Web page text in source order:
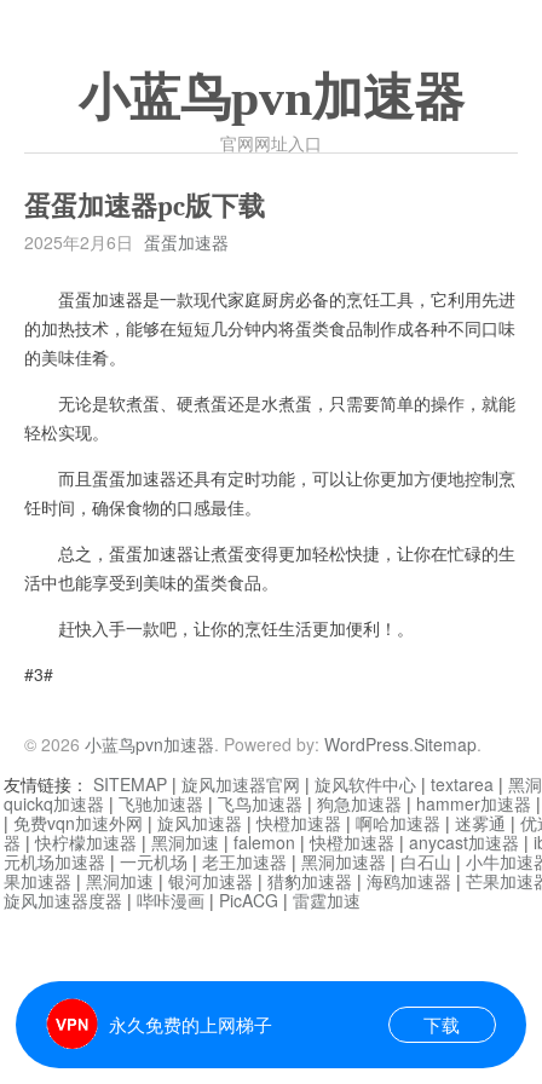
小蓝鸟pvn加速器
官网网址入口
蛋蛋加速器pc版下载
2025年2月6日 蛋蛋加速器
蛋蛋加速器是一款现代家庭厨房必备的烹饪工具，它利用先进
的加热技术，能够在短短几分钟内将蛋类食品制作成各种不同口味
的美味佳肴。
无论是软煮蛋、硬煮蛋还是水煮蛋，只需要简单的操作，就能
轻松实现。
而且蛋蛋加速器还具有定时功能，可以让你更加方便地控制烹
饪时间，确保食物的口感最佳。
总之，蛋蛋加速器让煮蛋变得更加轻松快捷，让你在忙碌的生
活中也能享受到美味的蛋类食品。
赶快入手一款吧，让你的烹饪生活更加便利！。
#3#
© 2026 小蓝鸟pvn加速器. Powered by: WordPress.Sitemap.
永久免费的上网梯子 下载
友情链接： SITEMAP | 旋风加速器官网 | 旋风软件中心 | textarea | 黑
quickq加速器 | 飞驰加速器 | 飞鸟加速器 | 狗急加速器 | hammer加速器
| 免费vqn加速外网 | 旋风加速器 |快橙加速器 | 啊哈加速器 | 迷雾通 | 优
器 |快柠檬加速器 | 黑洞加速 | falemon |快橙加速器 | anycast加速器 |
元机场加速器 | 一元机场 | 老王加速器 | 黑洞加速器 | 白石山 | 小牛加速
果加速器 | 黑洞加速 | 银河加速器 | 猎豹加速器 | 海鸥加速器 | 芒果加速
旋风加速器度器 | 哔咔漫画 | PicACG | 雷霆加速